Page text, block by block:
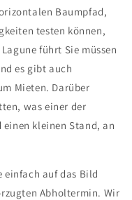
Baumpfad,
testen können,
führt Sie müssen
es gibt auch
Mieten. Darüber
was einer der
kleinen Stand, an
einfach auf das Bild
Abholtermin. Wir